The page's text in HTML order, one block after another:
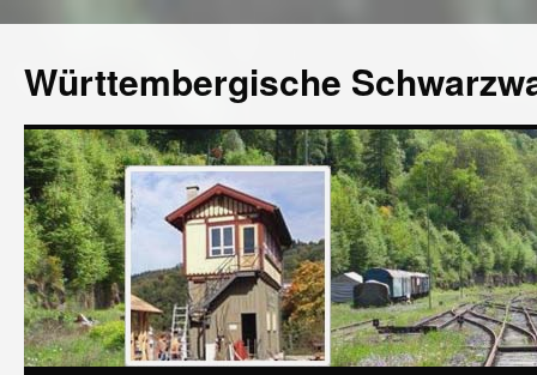
Württembergische